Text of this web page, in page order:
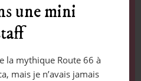
une mini
la mythique Route 66 à
mais je n’avais jamais